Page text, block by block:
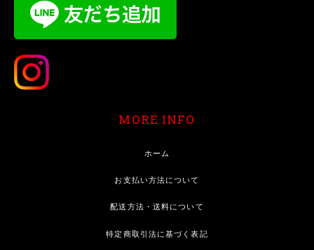
MORE INFO
ホーム
お支払い方法について
配送方法・送料について
特定商取引法に基づく表記